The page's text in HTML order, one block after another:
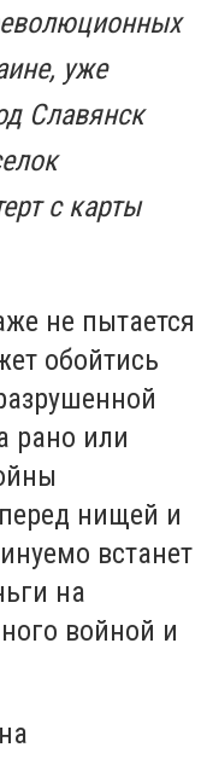
уже
Славянск
с карты
не пытается
обойтись
рано или
нищей и
встанет
на
войной и